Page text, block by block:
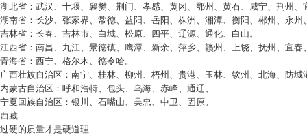
湖北省：武汉、十堰、襄樊、荆门、孝感、黄冈、鄂州、黄石、咸宁、荆州、
湖南省：长沙、张家界、常德、益阳、岳阳、株洲、湘潭、衡阳、郴州、永州
吉林省：长春、吉林市、白城、松原、四平、辽源、通化、白山。
江西省：南昌、九江、景德镇、鹰潭、新余、萍乡、赣州、上饶、抚州、宜春
青海省：西宁、格尔木、德令哈。
广西壮族自治区：南宁、桂林、柳州、梧州、贵港、玉林、钦州、北海、防
内蒙古自治区：呼和浩特、包头、乌海、赤峰、通辽、
宁夏回族自治区：银川、石嘴山、吴忠、中卫、固原。
西藏
过硬的质量才是硬道理